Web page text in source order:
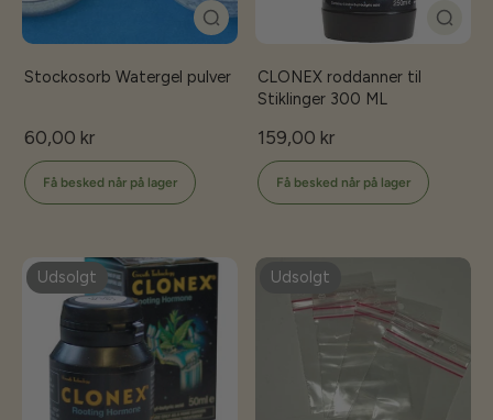
Stockosorb Watergel pulver
60,00 kr
Få besked når på lager
CLONEX roddanner til
Stiklinger 300 ML
159,00 kr
Få besked når på lager
Udsolgt Udsolgt